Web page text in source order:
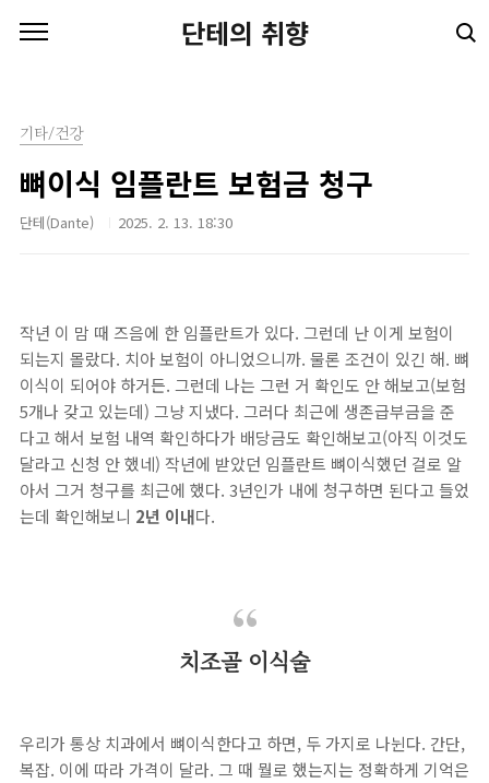
단테의 취향
기타/건강
뼈이식 임플란트 보험금 청구
단테(Dante) 2025. 2. 13. 18:30
작년 이 맘 때 즈음에 한 임플란트가 있다. 그런데 난 이게 보험이
되는지 몰랐다. 치아 보험이 아니었으니까. 물론 조건이 있긴 해. 뼈
이식이 되어야 하거든. 그런데 나는 그런 거 확인도 안 해보고(보험
5개나 갖고 있는데) 그냥 지냈다. 그러다 최근에 생존급부금을 준
다고 해서 보험 내역 확인하다가 배당금도 확인해보고(아직 이것도
달라고 신청 안 했네) 작년에 받았던 임플란트 뼈이식했던 걸로 알
아서 그거 청구를 최근에 했다. 3년인가 내에 청구하면 된다고 들었
는데 확인해보니 2년 이내다.
치조골 이식술
우리가 통상 치과에서 뼈이식한다고 하면, 두 가지로 나뉜다. 간단,
복잡. 이에 따라 가격이 달라. 그 때 뭘로 했는지는 정확하게 기억은